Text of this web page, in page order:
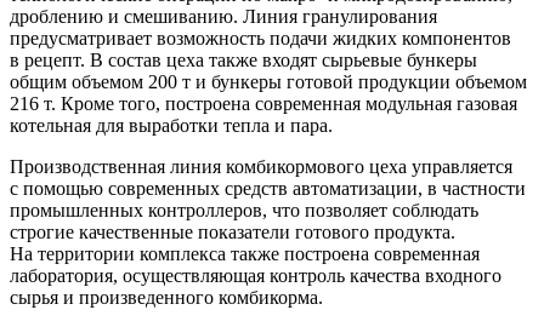
дроблению и смешиванию. Линия гранулирования
предусматривает возможность подачи жидких компонентов
в рецепт. В состав цеха также входят сырьевые бункеры
общим объемом 200 т и бункеры готовой продукции объемом
216 т. Кроме того, построена современная модульная газовая
котельная для выработки тепла и пара.
Производственная линия комбикормового цеха управляется
с помощью современных средств автоматизации, в частности
промышленных контроллеров, что позволяет соблюдать
строгие качественные показатели готового продукта.
На территории комплекса также построена современная
лаборатория, осуществляющая контроль качества входного
сырья и произведенного комбикорма.